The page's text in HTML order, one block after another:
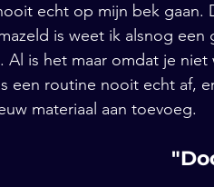
echt op mijn bek gaan.
is weet ik alsnog
Al is het maar omdat je
een routine nooit echt af,
materiaal aan toevoeg.